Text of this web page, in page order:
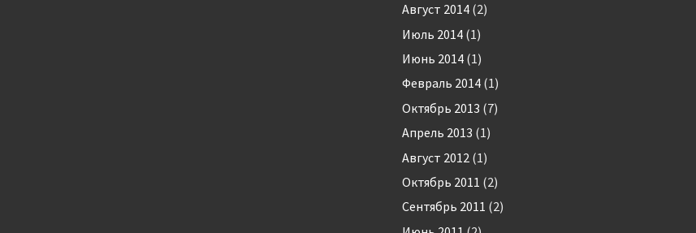
Август 2014 (2)
Июль 2014 (1)
Июнь 2014 (1)
Февраль 2014 (1)
Октябрь 2013 (7)
Апрель 2013 (1)
Август 2012 (1)
Октябрь 2011 (2)
Сентябрь 2011 (2)